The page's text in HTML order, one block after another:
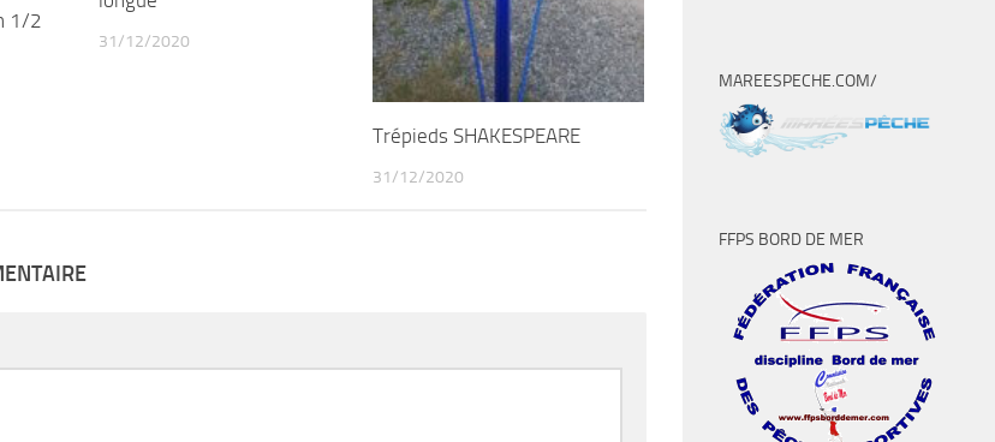
1/2
31/12/2020
Trépieds SHAKESPEARE
31/12/2020
MAREESPECHE.COM/
FFPS BORD DE MER